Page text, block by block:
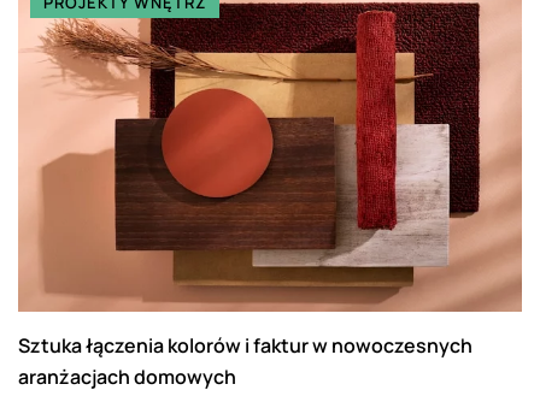
Sztuka łączenia kolorów i faktur w nowoczesnych
aranżacjach domowych